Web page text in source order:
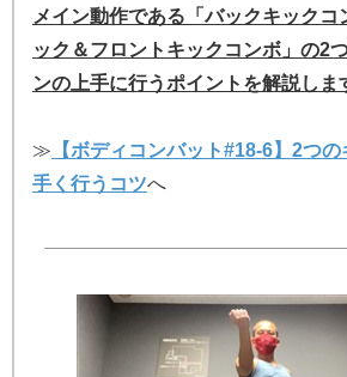
メイン動作である「バックキックコ
ック＆フロントキックコンボ」の2
ンの上手に行うポイントを解説しま
≫ 【ボディコンバット#18-6】2つ
手く行うコツへ